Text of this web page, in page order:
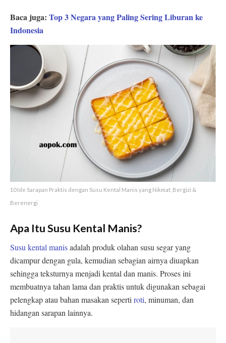
Baca juga: Top 3 Negara yang Paling Sering Liburan ke
Indonesia
10 Ide Sarapan Praktis dengan Susu Kental Manis yang Nikmat, Bergizi &
Berenergi
Apa Itu Susu Kental Manis?
Susu kental manisadalah produk olahan susu segar yang
dicampur dengan gula, kemudian sebagian airnya diuapkan
sehingga teksturnya menjadi kental dan manis. Proses ini
membuatnya tahan lama dan praktis untuk digunakan sebagai
pelengkap atau bahan masakan sepertiroti, minuman, dan
hidangan sarapan lainnya.